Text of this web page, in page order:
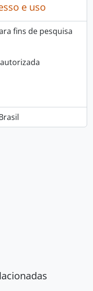
e uso
fins de pesquisa